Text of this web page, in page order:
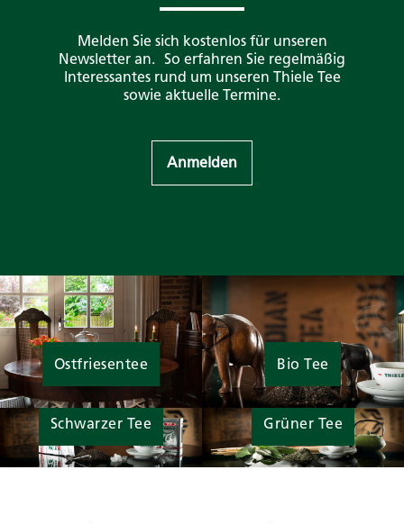
Melden Sie sich kostenlos für unseren
Newsletter an. So erfahren Sie regelmäßig
Interessantes rund um unseren Thiele Tee
sowie aktuelle Termine.
Anmelden
Ostfriesentee Bio Tee
Schwarzer Tee Grüner Tee